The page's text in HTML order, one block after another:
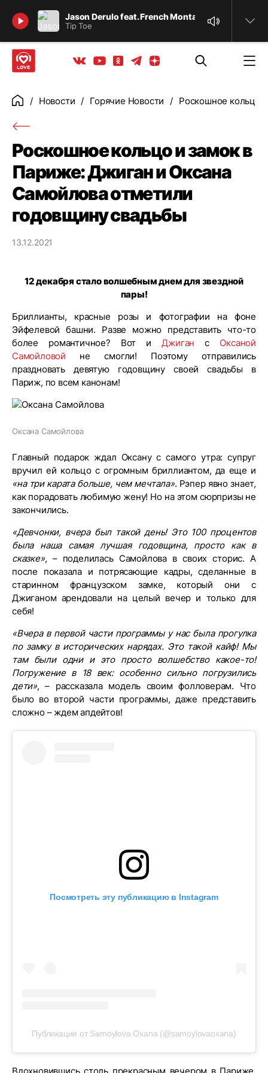
Jason Derulo feat. French Montana
Tip Toe
Найти
Вконтакте
YoutubeОдноклассники
ТелеграмЯндекс дзен
ГлавнаяНовости Горячие Новости Роскошное кольцо
Роскошное кольцо и замок в
Париже: Джиган и Оксана
Самойлова отметили
годовщину свадьбы
13.12.2021
12 декабря стало волшебным днем для звездной
пары!
Бриллианты, красные розы и фотографии на фоне
Эйфелевой башни. Разве можно представить что-то
более романтичное? Вот иДжиган с Оксаной
Самойловой не смогли! Поэтому отправились
праздновать девятую годовщину своей свадьбы в
Париж, по всем канонам!
Оксана Самойлова
Главный подарок ждал Оксану с самого утра: супруг
вручил ей кольцо с огромным бриллиантом, да еще и
«на три карата больше, чем мечтала». Рэпер явно знает,
как порадовать любимую жену! Но на этом сюрпризы не
закончились.
«Девчонки, вчера был такой день! Это 100 процентов
была наша самая лучшая годовщина, просто как в
сказке», – поделилась Самойлова в своих сторис. А
после показала и потрясающие кадры, сделанные в
старинном французском замке, который они с
Джиганом арендовали на целый вечер и только для
себя!
«Вчера в первой части программы у нас была прогулка
по замку в исторических нарядах. Это такой кайф! Мы
там были одни и это просто волшебство какое-то!
Погружение в 18 век: особенно сильно погрузились
дети», – рассказала модель своим фолловерам. Что
было во второй части программы, даже представить
сложно – ждем апдейтов!
Посмотреть эту публикацию в Instagram
Публикация от Samoylova Oxana (@samoylovaoxana)